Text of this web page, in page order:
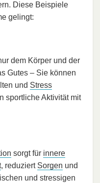
Diese Beispiele
gelingt:
dem Körper und der
Gutes – Sie können
und Stress
sportliche Aktivität mit
sorgt für innere
, reduziert Sorgen und
und stressigen